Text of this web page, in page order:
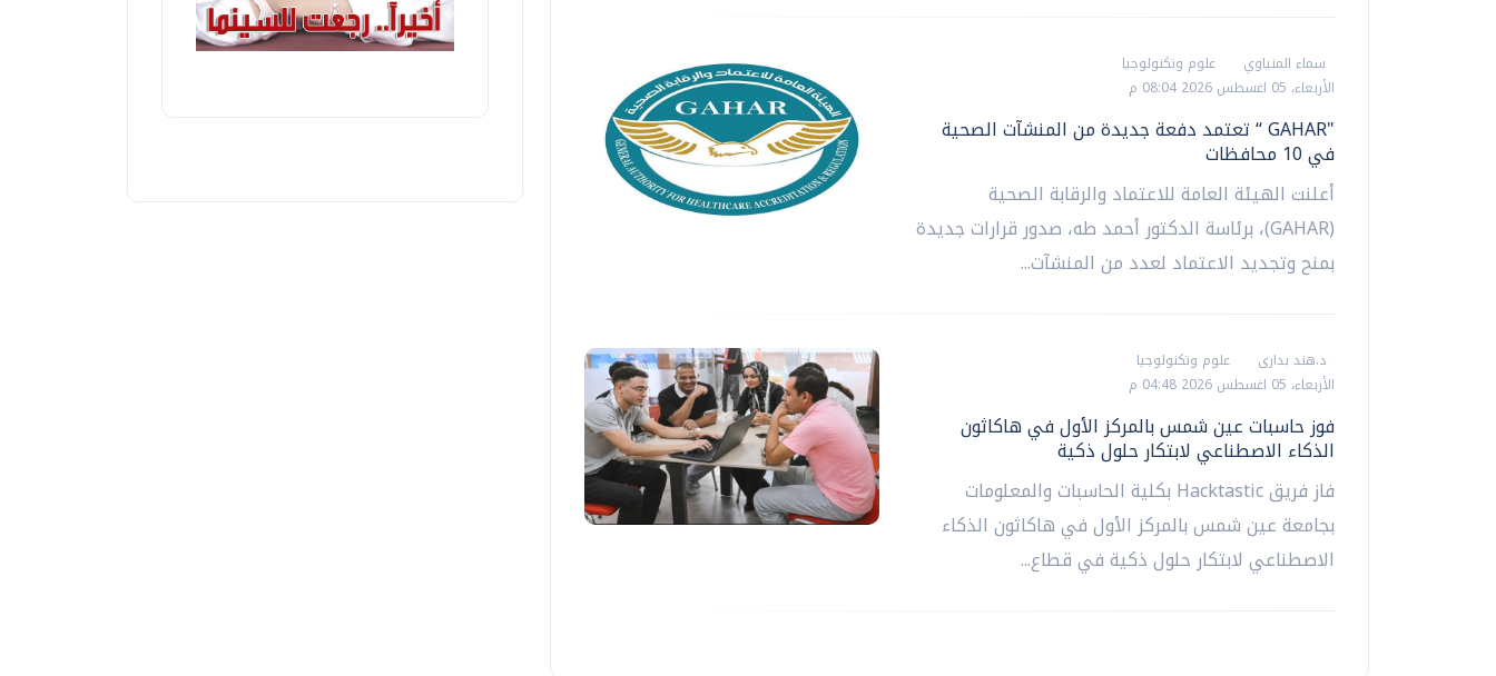
سماء المنياوي
علوم وتكنولوجيا
الأربعاء، 05 اغسطس 2026 08:04 م
"GAHAR “ تعتمد دفعة جديدة من المنشآت الصحية
في 10 محافظات
أعلنت الهيئة العامة للاعتماد والرقابة الصحية
(GAHAR)، برئاسة الدكتور أحمد طه، صدور قرارات جديدة
بمنح وتجديد الاعتماد لعدد من المنشآت...
د.هند بدارى
علوم وتكنولوجيا
الأربعاء، 05 اغسطس 2026 04:48 م
فوز حاسبات عين شمس بالمركز الأول في هاكاثون
الذكاء الاصطناعي لابتكار حلول ذكية
فاز فريق Hacktastic بكلية الحاسبات والمعلومات
بجامعة عين شمس بالمركز الأول في هاكاثون الذكاء
الاصطناعي لابتكار حلول ذكية في قطاع...